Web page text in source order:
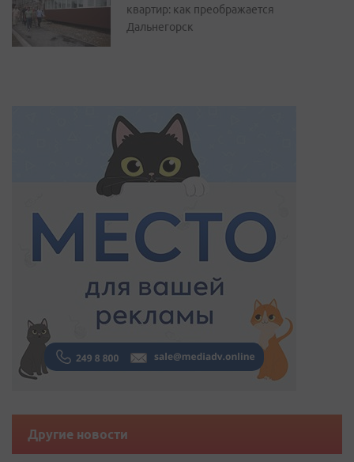
квартир: как преображается
Дальнегорск
Другие новости